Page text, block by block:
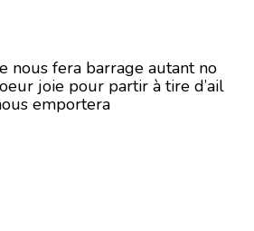
nous fera barrage autant no
joie pour partir à tire d’ail
emportera